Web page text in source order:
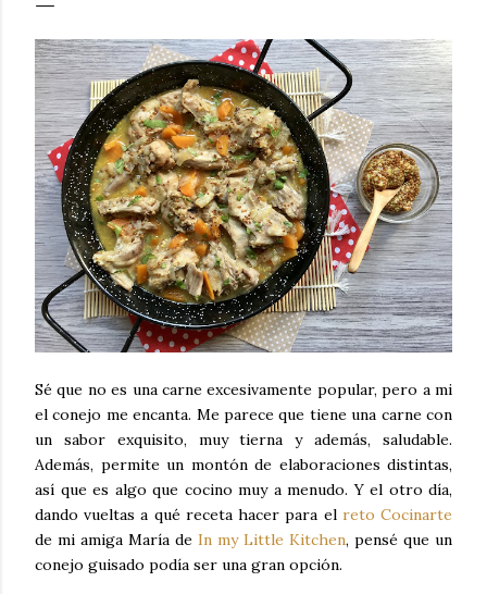
Sé que no es una carne excesivamente popular, pero a mi
el conejo me encanta. Me parece que tiene una carne con
un sabor exquisito, muy tierna y además, saludable.
Además, permite un montón de elaboraciones distintas,
así que es algo que cocino muy a menudo. Y el otro día,
dando vueltas a qué receta hacer para el reto Cocinarte
de mi amiga María de In my Little Kitchen, pensé que un
conejo guisado podía ser una gran opción.